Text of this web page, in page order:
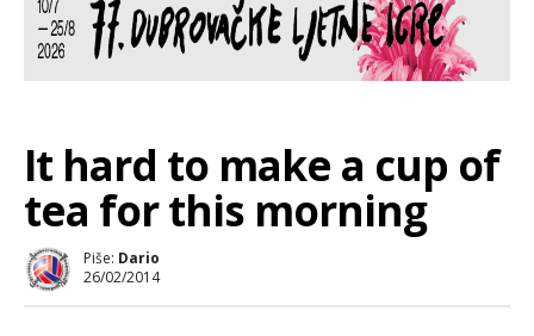
It hard to make a cup of
tea for this morning
Piše: Dario
26/02/2014